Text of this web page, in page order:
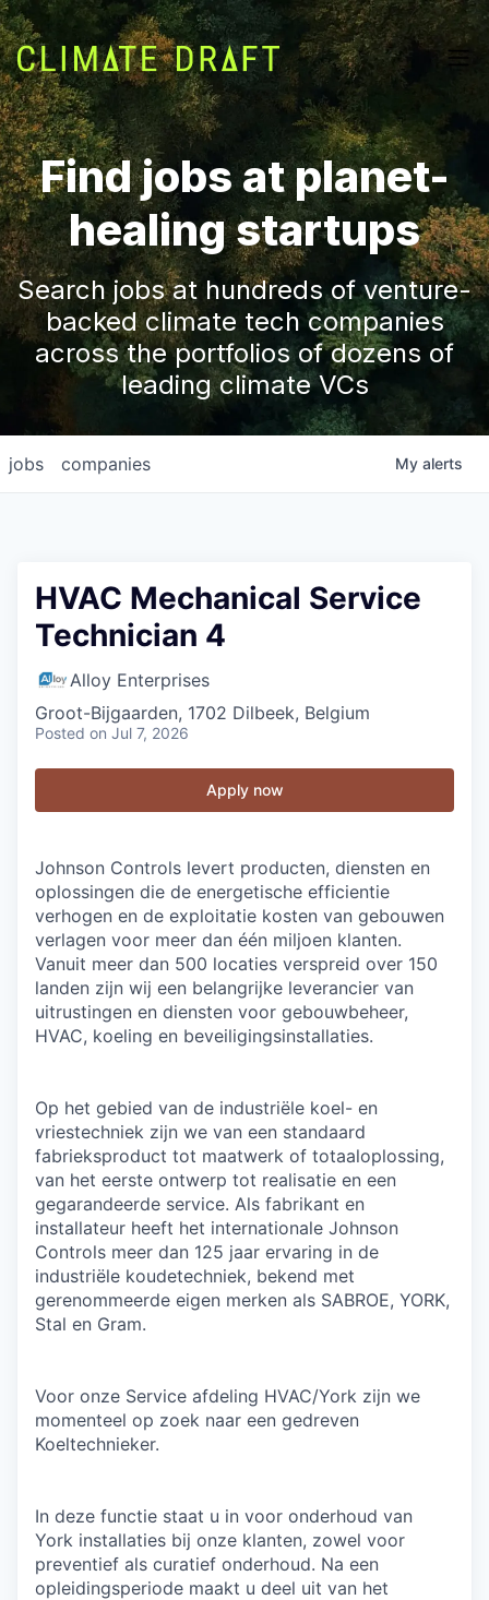
Find jobs at planet-
healing startups
Search jobs at hundreds of venture-
backed climate tech companies
across the portfolios of dozens of
leading climate VCs
jobs companies My alerts
HVAC Mechanical Service
Technician 4
Alloy Enterprises
Groot-Bijgaarden, 1702 Dilbeek, Belgium
Posted on Jul 7, 2026
Apply now
Johnson Controls levert producten, diensten en
oplossingen die de energetische efficientie
verhogen en de exploitatie kosten van gebouwen
verlagen voor meer dan één miljoen klanten.
Vanuit meer dan 500 locaties verspreid over 150
landen zijn wij een belangrijke leverancier van
uitrustingen en diensten voor gebouwbeheer,
HVAC, koeling en beveiligingsinstallaties.
Op het gebied van de industriële koel- en
vriestechniek zijn we van een standaard
fabrieksproduct tot maatwerk of totaaloplossing,
van het eerste ontwerp tot realisatie en een
gegarandeerde service. Als fabrikant en
installateur heeft het internationale Johnson
Controls meer dan 125 jaar ervaring in de
industriële koudetechniek, bekend met
gerenommeerde eigen merken als SABROE, YORK,
Stal en Gram.
Voor onze Service afdeling HVAC/York zijn we
momenteel op zoek naar een gedreven
Koeltechnieker.
In deze functie staat u in voor onderhoud van
York installaties bij onze klanten, zowel voor
preventief als curatief onderhoud. Na een
opleidingsperiode maakt u deel uit van het